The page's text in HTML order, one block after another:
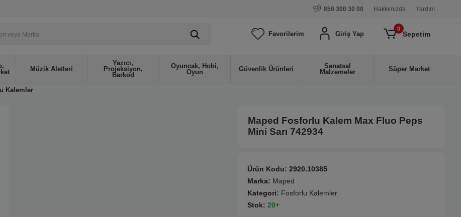
850 300 30 00 Hakkımızda Yardım
Favorilerim Giriş Yap
0
Sepetim
Müzik Aletleri
Yazıcı,
Projeksiyon,
Barkod
Oyuncak, Hobi,
Oyun
Güvenlik Ürünleri
Sanatsal
Malzemeler
Süper Market
Kalemler
Maped Fosforlu Kalem Max Fluo Peps
Mini Sarı 742934
Ürün Kodu: 2920.10385
Marka: Maped
Kategori: Fosforlu Kalemler
Stok: 20+